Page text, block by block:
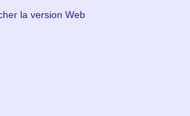
la version Web